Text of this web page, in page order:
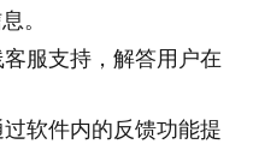
。
服支持，解答用户在
软件内的反馈功能提